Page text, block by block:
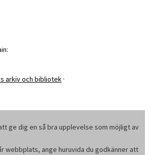
arkiv och bibliotek ·
ge dig en så bra upplevelse som möjligt av
webbplats, ange huruvida du godkänner att